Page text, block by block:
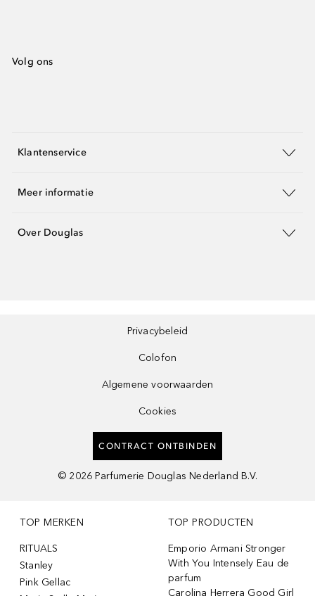
Volg ons
Klantenservice
Meer informatie
Over Douglas
Privacybeleid
Colofon
Algemene voorwaarden
Cookies
CONTRACT ONTBINDEN
© 2026 Parfumerie Douglas Nederland B.V.
TOP MERKEN
RITUALS
Stanley
Pink Gellac
TOP PRODUCTEN
Emporio Armani Stronger
With You Intensely Eau de
parfum
Carolina Herrera Good Girl